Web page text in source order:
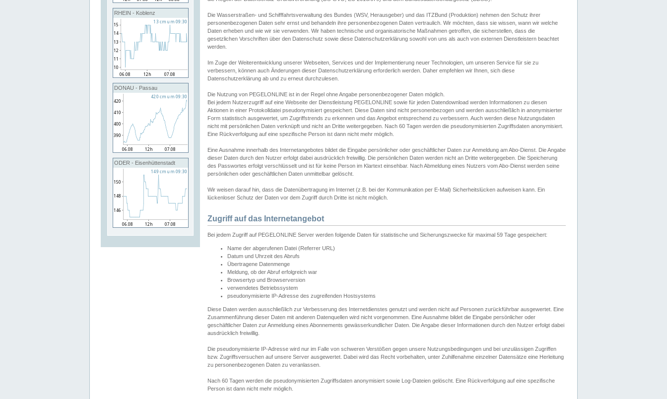
RHEIN - Koblenz
DONAU - Passau
ODER - Eisenhüttenstadt
Die Wasserstraßen- und Schifffahrtsverwaltung des Bundes (WSV, Herausgeber) und das ITZBund (Produktion) nehmen den Schutz ihrer
personenbezogenen Daten sehr ernst und behandeln ihre personenbezogenen Daten vertraulich. Wir möchten, dass sie wissen, wann wir welche
Daten erheben und wie wir sie verwenden. Wir haben technische und organisatorische Maßnahmen getroffen, die sicherstellen, dass die
gesetzlichen Vorschriften über den Datenschutz sowie diese Datenschutzerklärung sowohl von uns als auch von externen Dienstleistern beachtet
werden.
Im Zuge der Weiterentwicklung unserer Webseiten, Services und der Implementierung neuer Technologien, um unseren Service für sie zu
verbessern, können auch Änderungen dieser Datenschutzerklärung erforderlich werden. Daher empfehlen wir Ihnen, sich diese
Datenschutzerklärung ab und zu erneut durchzulesen.
Die Nutzung von PEGELONLINE ist in der Regel ohne Angabe personenbezogener Daten möglich.
Bei jedem Nutzerzugriff auf eine Webseite der Dienstleistung PEGELONLINE sowie für jeden Datendownload werden Informationen zu diesen
Aktionen in einer Protokolldatei pseudonymisiert gespeichert. Diese Daten sind nicht personenbezogen und werden ausschließlich in anonymisierter
Form statistisch ausgewertet, um Zugriffstrends zu erkennen und das Angebot entsprechend zu verbessern. Auch werden diese Nutzungsdaten
nicht mit persönlichen Daten verknüpft und nicht an Dritte weitergegeben. Nach 60 Tagen werden die pseudonymisierten Zugriffsdaten anonymisiert.
Eine Rückverfolgung auf eine spezifische Person ist dann nicht mehr möglich.
Eine Ausnahme innerhalb des Internetangebotes bildet die Eingabe persönlicher oder geschäftlicher Daten zur Anmeldung am Abo-Dienst. Die Angabe
dieser Daten durch den Nutzer erfolgt dabei ausdrücklich freiwillig. Die persönlichen Daten werden nicht an Dritte weitergegeben. Die Speicherung
des Passwortes erfolgt verschlüsselt und ist für keine Person im Klartext einsehbar. Nach Abmeldung eines Nutzers vom Abo-Dienst werden seine
persönlichen oder geschäftlichen Daten unmittelbar gelöscht.
Wir weisen darauf hin, dass die Datenübertragung im Internet (z.B. bei der Kommunikation per E-Mail) Sicherheitslücken aufweisen kann. Ein
lückenloser Schutz der Daten vor dem Zugriff durch Dritte ist nicht möglich.
Zugriff auf das Internetangebot
Bei jedem Zugriff auf PEGELONLINE Server werden folgende Daten für statistische und Sicherungszwecke für maximal 59 Tage gespeichert:
Name der abgerufenen Datei (Referrer URL)
Datum und Uhrzeit des Abrufs
Übertragene Datenmenge
Meldung, ob der Abruf erfolgreich war
Browsertyp und Browserversion
verwendetes Betriebssystem
pseudonymisierte IP-Adresse des zugreifenden Hostsystems
Diese Daten werden ausschließlich zur Verbesserung des Internetdienstes genutzt und werden nicht auf Personen zurückführbar ausgewertet. Eine
Zusammenführung dieser Daten mit anderen Datenquellen wird nicht vorgenommen. Eine Ausnahme bildet die Eingabe persönlicher oder
geschäftlicher Daten zur Anmeldung eines Abonnements gewässerkundlicher Daten. Die Angabe dieser Informationen durch den Nutzer erfolgt dabei
ausdrücklich freiwillig.
Die pseudonymisierte IP-Adresse wird nur im Falle von schweren Verstößen gegen unsere Nutzungsbedingungen und bei unzulässigen Zugriffen
bzw. Zugriffsversuchen auf unsere Server ausgewertet. Dabei wird das Recht vorbehalten, unter Zuhilfenahme einzelner Datensätze eine Herleitung
zu personenbezogenen Daten zu veranlassen.
Nach 60 Tagen werden die pseudonymisierten Zugriffsdaten anonymisiert sowie Log-Dateien gelöscht. Eine Rückverfolgung auf eine spezifische
Person ist dann nicht mehr möglich.